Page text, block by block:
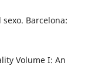
sexo. Barcelona:
Volume I: An